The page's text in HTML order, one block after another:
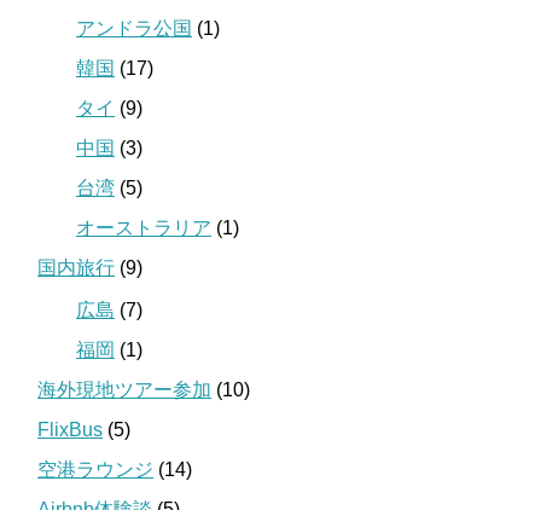
アンドラ公国 (1)
韓国 (17)
タイ (9)
中国 (3)
台湾 (5)
オーストラリア (1)
国内旅行 (9)
広島 (7)
福岡 (1)
海外現地ツアー参加 (10)
FlixBus (5)
空港ラウンジ (14)